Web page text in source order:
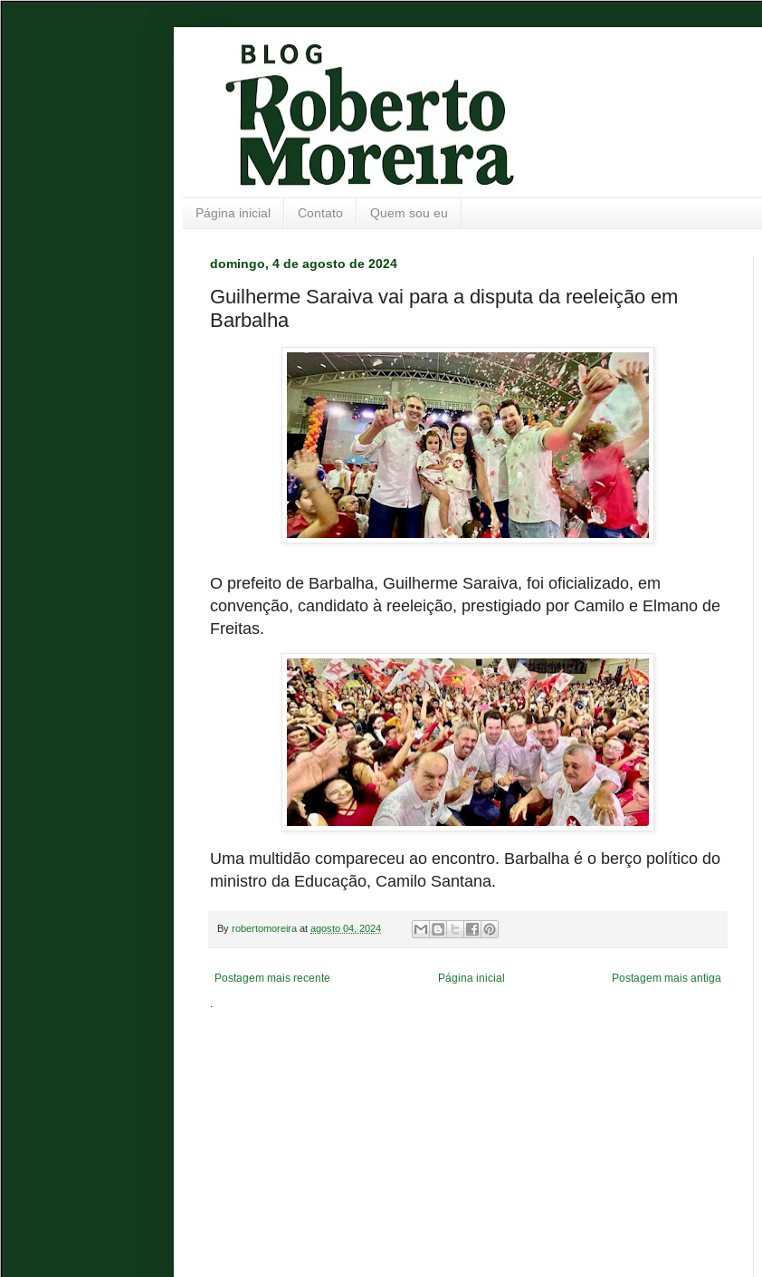
Página inicial Contato Quem sou eu
domingo, 4 de agosto de 2024
Guilherme Saraiva vai para a disputa da reeleição em
Barbalha
O prefeito de Barbalha, Guilherme Saraiva, foi oficializado, em
convenção, candidato à reeleição, prestigiado por Camilo e Elmano de
Freitas.
Uma multidão compareceu ao encontro. Barbalha é o berço político do
ministro da Educação, Camilo Santana.
By robertomoreira at agosto 04, 2024
Postagem mais recente Postagem mais antiga
Página inicial
.